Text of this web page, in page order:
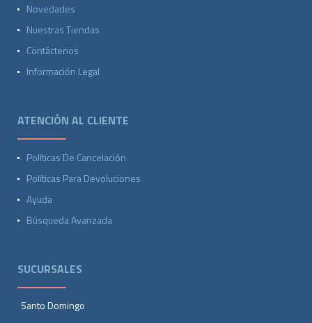
Novedades
Nuestras Tiendas
Contáctenos
Información Legal
ATENCIÓN AL CLIENTE
Políticas De Cancelación
Políticas Para Devoluciones
Ayuda
Búsqueda Avanzada
SUCURSALES
Santo Domingo